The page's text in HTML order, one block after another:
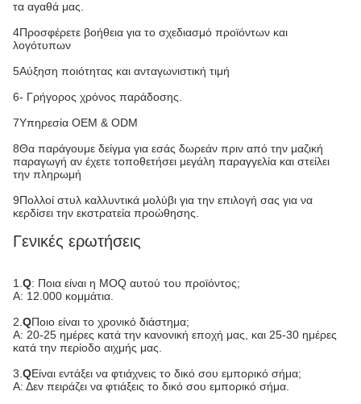
τα αγαθά μας.
4Προσφέρετε βοήθεια για το σχεδιασμό προϊόντων και
λογότυπων
5Αύξηση ποιότητας και ανταγωνιστική τιμή
6- Γρήγορος χρόνος παράδοσης.
7Υπηρεσία OEM & ODM
8Θα παράγουμε δείγμα για εσάς δωρεάν πριν από την μαζική
παραγωγή αν έχετε τοποθετήσει μεγάλη παραγγελία και στείλει
την πληρωμή
9Πολλοί στυλ καλλυντικά μολύβι για την επιλογή σας για να
κερδίσει την εκστρατεία προώθησης.
Γενικές ερωτήσεις
1. Q: Ποια είναι η MOQ αυτού του προϊόντος;
Α: 12.000 κομμάτια.
2. QΠοιο είναι το χρονικό διάστημα;
Α: 20-25 ημέρες κατά την κανονική εποχή μας, και 25-30 ημέρες
κατά την περίοδο αιχμής μας.
3. QΕίναι εντάξει να φτιάχνεις το δικό σου εμπορικό σήμα;
Α: Δεν πειράζει να φτιάξεις το δικό σου εμπορικό σήμα.